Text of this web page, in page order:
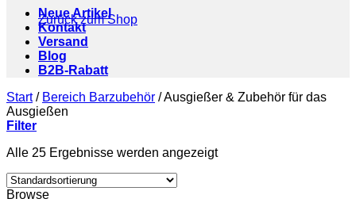
Zurück zum Shop
Neue Artikel
Kontakt
Versand
Blog
B2B-Rabatt
Start / Bereich Barzubehör /Ausgießer & Zubehör für das
Ausgießen
Filter
Alle 25 Ergebnisse werden angezeigt
Browse